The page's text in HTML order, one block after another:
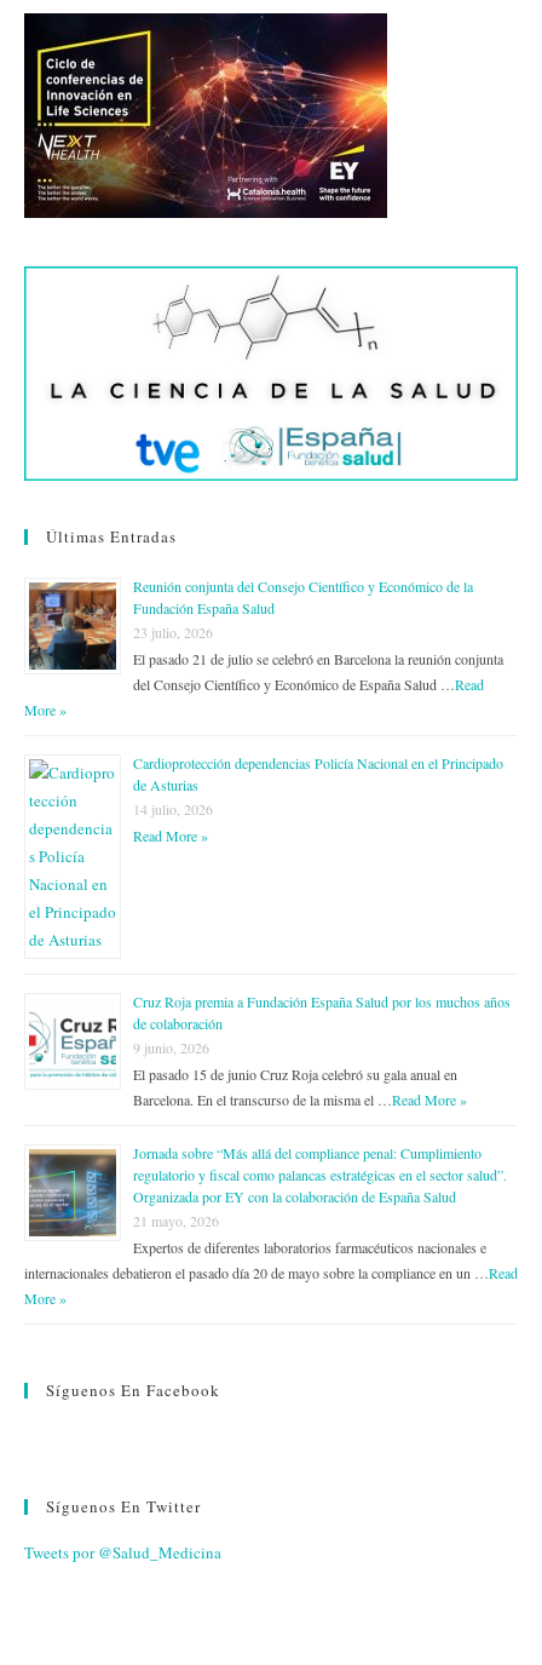
Últimas Entradas
Reunión conjunta del Consejo Científico y Económico de la
Fundación España Salud
23 julio, 2026
El pasado 21 de julio se celebró en Barcelona la reunión conjunta
del Consejo Científico y Económico de España Salud … Read
More »
Cardioprotección dependencias Policía Nacional en el Principado
de Asturias
14 julio, 2026
Read More »
Cruz Roja premia a Fundación España Salud por los muchos años
de colaboración
9 junio, 2026
El pasado 15 de junio Cruz Roja celebró su gala anual en
Barcelona. En el transcurso de la misma el … Read More »
Jornada sobre “Más allá del compliance penal: Cumplimiento
regulatorio y fiscal como palancas estratégicas en el sector salud”.
Organizada por EY con la colaboración de España Salud
21 mayo, 2026
Expertos de diferentes laboratorios farmacéuticos nacionales e
internacionales debatieron el pasado día 20 de mayo sobre la compliance en un … Read
More »
Síguenos En Facebook
Síguenos En Twitter
Tweets por @Salud_Medicina